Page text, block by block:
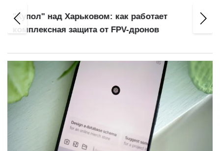
"Купол" над Харьковом: как работает
комплексная защита от FPV-дронов